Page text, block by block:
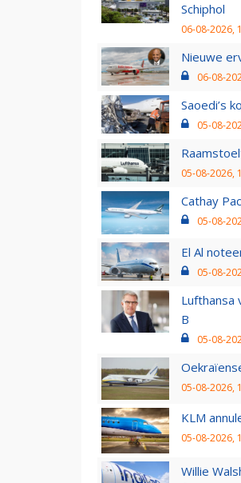
Schiphol
06-08-2026,
Nieuwe
06-08-
Saoedi’s
05-08-
05-08-2026,
Cathay
05-08-
El Al
05-08-
Lufthansa
B
05-08-
05-08-2026,
KLM
05-08-2026,
Willie